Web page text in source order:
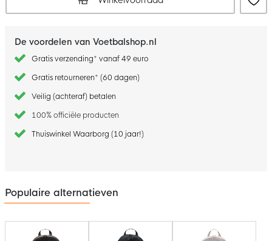
De voordelen van Voetbalshop.nl
Gratis verzending* vanaf 49 euro
Gratis retourneren* (60 dagen)
Veilig (achteraf) betalen
100% officiële producten
Thuiswinkel Waarborg (10 jaar!)
Populaire alternatieven